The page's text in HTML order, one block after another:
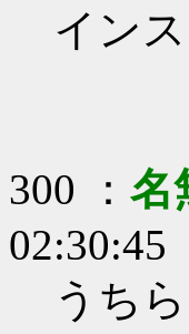
イン
300 ： 名
02:30:45
うち